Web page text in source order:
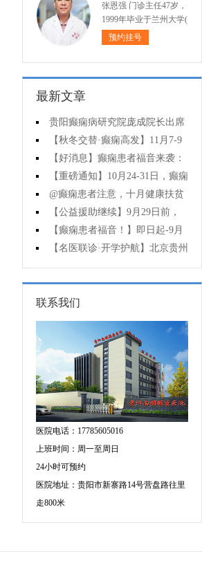
张恩强 门诊主任47岁，
1999年毕业于兰州大学(
预约挂号
最新文章
贵阳癫痫病研究院庞成院长出席
第十一届CAAE国际癫痫论坛暨协会
成立20周年庆典
【秋冬交替·癫痫高发】11月7-9
日，超难约的北京三甲名医，携手
贵州专家团共抗癫痫，速约！
【好消息】癫痫患者福音来袭：
万元救助+半价专项检查+京黔专家
免费亲诊，符合条件者速申请！
【重磅通知】10月24-31日，癫痫
病专项检查全额救助+京黔名医免费
亲诊+高达万元补贴，名额有限，速
@癫痫患者注意，十月健康扶贫
救助计划开启，专家免费亲诊+高达
万元治疗救助，速抢名额！
【公益援助继续】9月29日前，
癫痫名医免费亲诊+检查治疗大额援
助持续发放，速约！
【癫痫患者福音！】即日起-9月
15日，专项检查免费+北京三甲知名
专家空降贵阳亲诊，勿错过！
【名医联诊·开学护航】北京贵州
三甲癫痫名医公益亲诊+检查治疗大
额援助，速约！
联系我们
医院电话：17785605016
上班时间：周一至周日
24小时可预约
医院地址：贵阳市新寨路14号营盘路往里
走800米